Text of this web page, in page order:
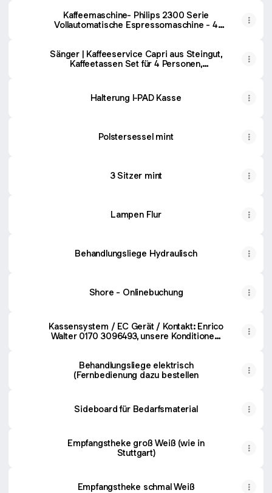
Kaffeemaschine- Philips 2300 Serie
Vollautomatische Espressomaschine - 4
Sänger | Kaffeeservice Capri aus Steingut,
Kaffeetassen Set für 4 Personen,
Steingut Becher
Halterung I-PAD Kasse
Polstersessel mint
3 Sitzer mint
Lampen Flur
Behandlungsliege Hydraulisch
Shore - Onlinebuchung
Kassensystem / EC Gerät / Kontakt: Enrico
Walter 0170 3096493, unsere Konditionen:
Behandlungsliege elektrisch
(Fernbedienung dazu bestellen
Sideboard für Bedarfsmaterial
Empfangstheke groß Weiß (wie in
Stuttgart)
Empfangstheke schmal Weiß